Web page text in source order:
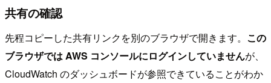
共有の確認
先程コピーした共有リンクを別のブラウザで開きます。 この
ブラウザでは AWS コンソールにログインしていませんが、
CloudWatch のダッシュボードが参照できていることがわか